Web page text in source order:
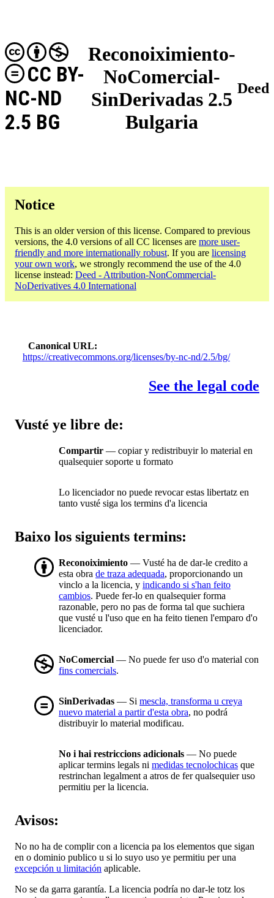
Reconoiximiento-
NoComercial-
SinDerivadas 2.5
Bulgaria
CC BY-
NC-ND
2.5 BG
Deed
Notice
This is an older version of this license. Compared to previous
versions, the 4.0 versions of all CC licenses are more user-
friendly and more internationally robust. If you are licensing
your own work, we strongly recommend the use of the 4.0
license instead: Deed - Attribution-NonCommercial-
NoDerivatives 4.0 International
Canonical URL
https://creativecommons.org/licenses/by-nc-nd/2.5/bg/
See the legal code
Vusté ye libre de:
Compartir — copiar y redistribuyir lo material en
qualsequier soporte u formato
Lo licenciador no puede revocar estas libertatz en
tanto vusté siga los termins d'a licencia
Baixo los siguients termins:
Reconoiximiento — Vusté ha de dar-le credito a
esta obra de traza adequada, proporcionando un
vinclo a la licencia, y indicando si s'han feito
cambios. Puede fer-lo en qualsequier forma
razonable, pero no pas de forma tal que suchiera
que vusté u l'uso que en ha feito tienen l'emparo d'o
licenciador.
NoComercial — No puede fer uso d'o material con
fins comercials.
SinDerivadas — Si mescla, transforma u creya
nuevo material a partir d'esta obra, no podrá
distribuyir lo material modificau.
No i hai restriccions adicionals — No puede
aplicar termins legals ni medidas tecnolochicas que
restrinchan legalment a atros de fer qualsequier uso
permitiu per la licencia.
Avisos:
No no ha de complir con a licencia pa los elementos que sigan
en o dominio publico u si lo suyo uso ye permitiu per una
excepción u limitación aplicable.
No se da garra garantía. La licencia podría no dar-le totz los